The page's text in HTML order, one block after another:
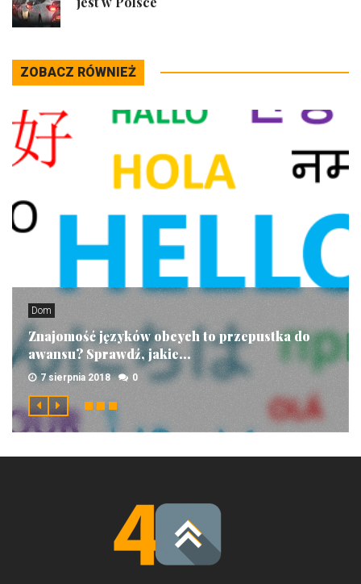
ZOBACZ RÓWNIEŻ
Dom
Znajomość języków obcych to przepustka do
awansu? Sprawdź, jakie...
7 sierpnia 2018 0